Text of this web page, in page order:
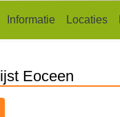
Informatie Locaties
Eoceen